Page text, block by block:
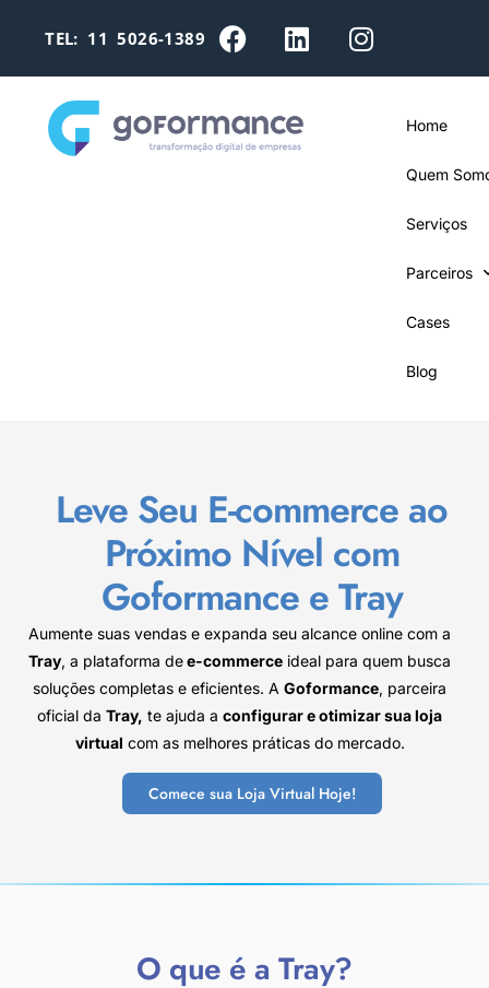
TEL: 11 5026-1389
Home
Quem
Serviços
Parceiros
Cases
Blog
Leve Seu E-commerce ao
Próximo Nível com
Goformance e Tray
Aumente suas vendas e expanda seu alcance online com a
Tray, a plataforma dee-commerce ideal para quem busca
soluções completas e eficientes. AGoformance, parceira
oficial daTray, te ajuda aconfigurar e otimizar sua loja
virtual com as melhores práticas do mercado.
Comece sua Loja Virtual Hoje!
O que é a Tray?